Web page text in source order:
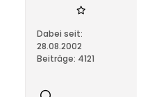
Dabei seit:
28.08.2002
Beiträge: 4121